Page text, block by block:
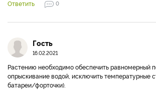
Ответить
0
Гость
16.02.2021
Растению необходимо обеспечить равномерный
опрыскивание водой, исключить температурные
батареи/форточки).